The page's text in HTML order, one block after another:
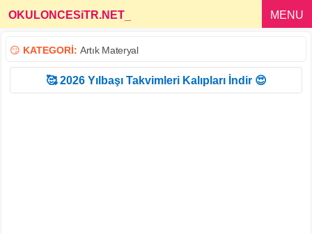
OKULONCESiTR.NET MENU
😏 KATEGORİ: Artık Materyal
🥰 2026 Yılbaşı Takvimleri Kalıpları İndir 😍